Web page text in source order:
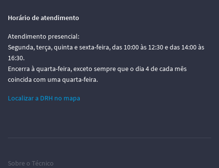
Horário de atendimento
Atendimento presencial:
Segunda, terça, quinta e sexta-feira, das 10:00 às 12:30 e das 14:00 às
16:30.
Encerra à quarta-feira, exceto sempre que o dia 4 de cada mês
coincida com uma quarta-feira.
Localizar a DRH no mapa
Sobre o Técnico